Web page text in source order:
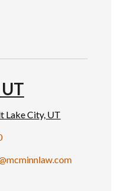
Lake City, UT